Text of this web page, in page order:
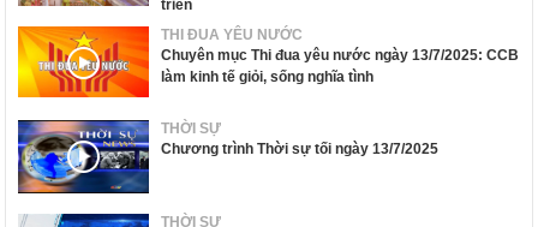
triển
THI ĐUA YÊU NƯỚC
Chuyên mục Thi đua yêu nước ngày 13/7/2025: CCB
làm kinh tế giỏi, sống nghĩa tình
THỜI SỰ
Chương trình Thời sự tối ngày 13/7/2025
THỜI SỰ